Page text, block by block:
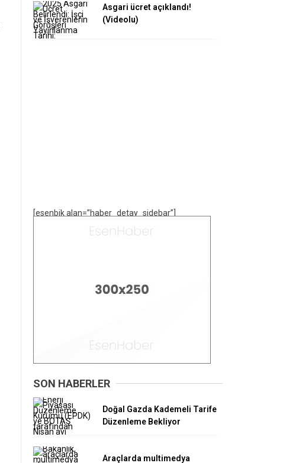
Asgari ücret açıklandı!
(Videolu)
[esenbik alan=”haber_detay_sidebar”]
SON HABERLER
Doğal Gazda Kademeli Tarife
Düzenleme Bekliyor
Araçlarda multimedya